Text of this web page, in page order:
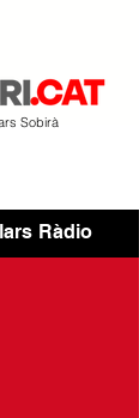
Ràdio
Sobirà